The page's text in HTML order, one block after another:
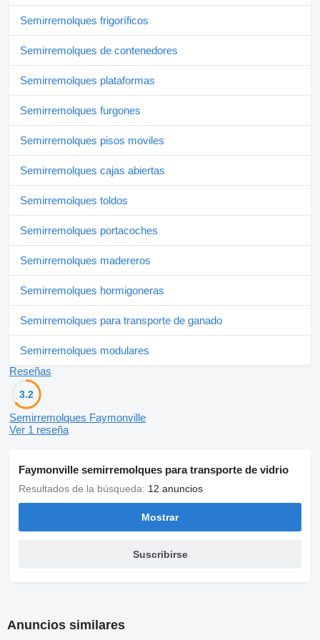
Semirremolques frigoríficos
Semirremolques de contenedores
Semirremolques plataformas
Semirremolques furgones
Semirremolques pisos moviles
Semirremolques cajas abiertas
Semirremolques toldos
Semirremolques portacoches
Semirremolques madereros
Semirremolques hormigoneras
Semirremolques para transporte de ganado
Semirremolques modulares
Reseñas
3.2
Semirremolques Faymonville
Ver 1 reseña
Faymonville semirremolques para transporte de vidrio
Resultados de la búsqueda: 12 anuncios
Mostrar
Suscribirse
Anuncios similares